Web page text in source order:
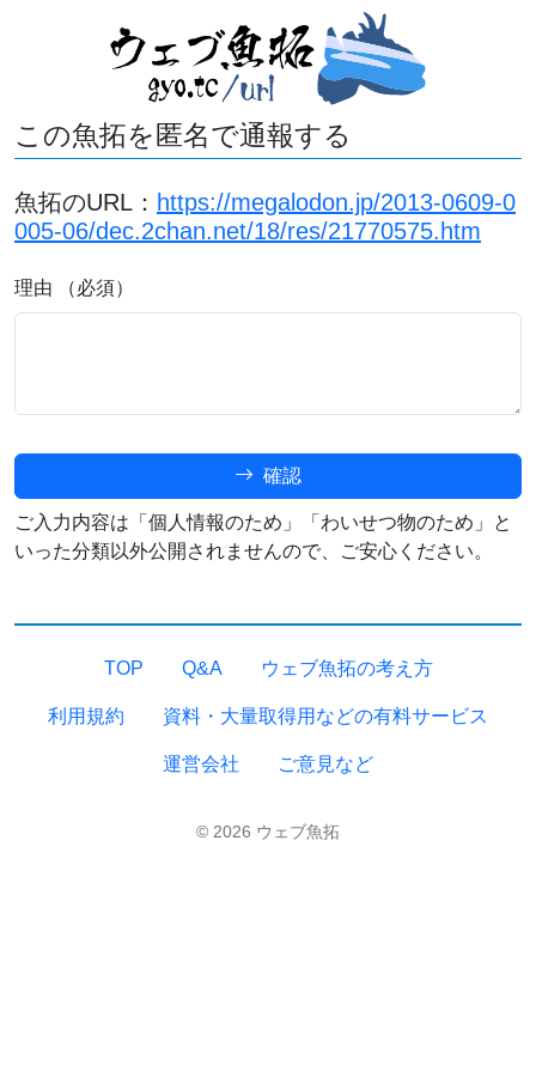
この魚拓を匿名で通報する
魚拓のURL： https://megalodon.jp/2013-0609-0
005-06/dec.2chan.net/18/res/21770575.htm
理由 （必須）
確認
ご入力内容は「個人情報のため」「わいせつ物のため」と
いった分類以外公開されませんので、ご安心ください。
TOP Q&A ウェブ魚拓の考え方
利用規約 資料・大量取得用などの有料サービス
運営会社 ご意見など
© 2026 ウェブ魚拓